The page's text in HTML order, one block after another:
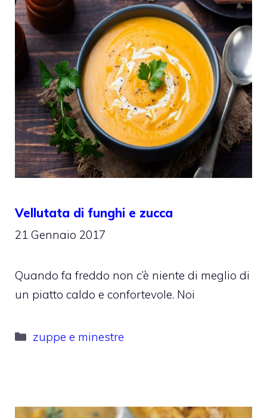
Vellutata di funghi e zucca
21 Gennaio 2017
Quando fa freddo non c’è niente di meglio di
un piatto caldo e confortevole. Noi
Categorie
zuppe e minestre